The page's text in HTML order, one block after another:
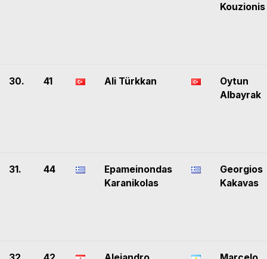
Kouzionis
30. 41 Ali Türkkan
Oytun
Albayrak
31. 44
Epameinondas
Karanikolas
Georgios
Kakavas